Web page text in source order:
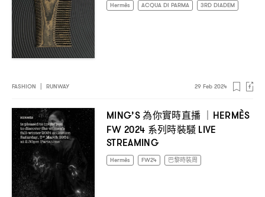
Hermès ACQUA DI PARMA 3RD DIADEM
FASHION RUNWAY 29 Feb 2024
MING’S為你實時直播 ｜HERMÈS
FW 2024 系列時裝騷 LIVE
STREAMING
Hermès FW24 巴黎時裝周